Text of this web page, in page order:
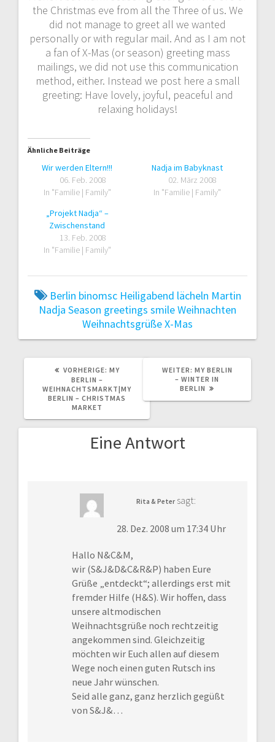
the Christmas eve from all the Three of us. We
did not manage to greet all we wanted
personally or with regular mail. And as I am not
a fan of X-Mas (or season) greeting mass
mailings, we did not use this communication
method, either. Instead we post here a small
greeting: Have lovely, joyful, peaceful and
relaxing holidays!
Ähnliche Beiträge
Wir werden Eltern!!!
06. Feb. 2008
In "Familie | Family"
Nadja im Babyknast
02. März 2008
In "Familie | Family"
„Projekt Nadja“ –
Zwischenstand
13. Feb. 2008
In "Familie | Family"
Berlin binomsc Heiligabend lächeln Martin
Nadja Season greetings smileWeihnachten
WeihnachtsgrüßeX-Mas
VORHERIGE: VORHERIGER
MY
BERLIN –
WEIHNACHTSMARKT|MY
BERLIN – CHRISTMAS
MARKET
WEITER: NÄCHSTER
BEITRAG:
MY BERLIN
– WINTER IN
BERLIN
Eine Antwort
Rita & Peter sagt:
28. Dez. 2008 um 17:34 Uhr
Hallo N&C&M,
wir (S&J&D&C&R&P) haben Eure
Grüße „entdeckt“; allerdings erst mit
fremder Hilfe (H&S). Wir hoffen, dass
unsere altmodischen
Weihnachtsgrüße noch rechtzeitig
angekommen sind. Gleichzeitig
möchten wir Euch allen auf diesem
Wege noch einen guten Rutsch ins
neue Jahr wünschen.
Seid alle ganz, ganz herzlich gegüßt
von S&J&…